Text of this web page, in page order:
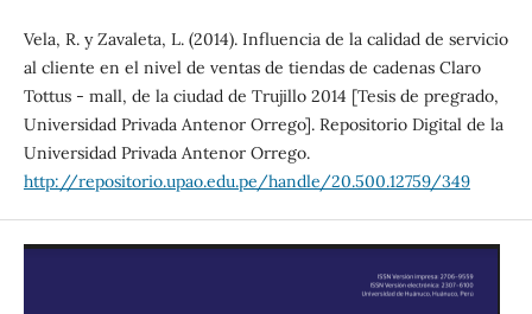
Vela, R. y Zavaleta, L. (2014). Influencia de la calidad de servicio
al cliente en el nivel de ventas de tiendas de cadenas Claro
Tottus - mall, de la ciudad de Trujillo 2014 [Tesis de pregrado,
Universidad Privada Antenor Orrego]. Repositorio Digital de la
Universidad Privada Antenor Orrego.
http://repositorio.upao.edu.pe/handle/20.500.12759/349